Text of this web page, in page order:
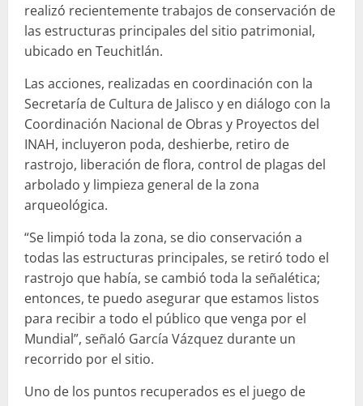
realizó recientemente trabajos de conservación de
las estructuras principales del sitio patrimonial,
ubicado en Teuchitlán.
Las acciones, realizadas en coordinación con la
Secretaría de Cultura de Jalisco y en diálogo con la
Coordinación Nacional de Obras y Proyectos del
INAH, incluyeron poda, deshierbe, retiro de
rastrojo, liberación de flora, control de plagas del
arbolado y limpieza general de la zona
arqueológica.
“Se limpió toda la zona, se dio conservación a
todas las estructuras principales, se retiró todo el
rastrojo que había, se cambió toda la señalética;
entonces, te puedo asegurar que estamos listos
para recibir a todo el público que venga por el
Mundial”, señaló García Vázquez durante un
recorrido por el sitio.
Uno de los puntos recuperados es el juego de